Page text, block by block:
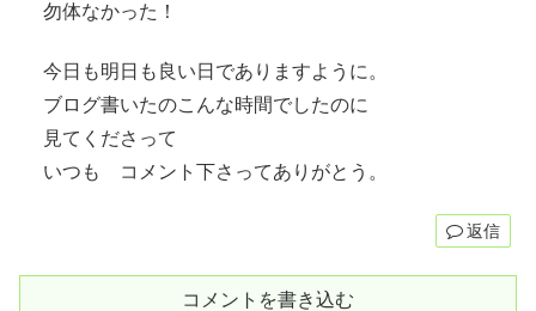
勿体なかった！
今日も明日も良い日でありますように。
ブログ書いたのこんな時間でしたのに
見てくださって
いつも コメント下さってありがとう。
返信
コメントを書き込む